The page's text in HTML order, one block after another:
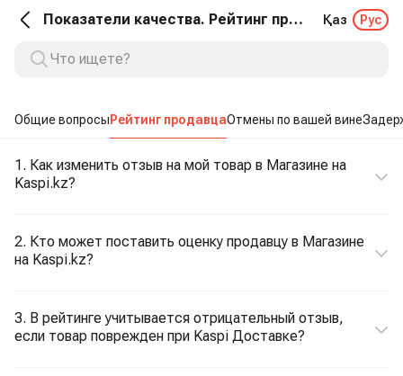
Показатели качества. Рейтинг продавца Қаз Рус
Общие вопросыРейтинг продавцаОтмены по вашей вине
1. Как изменить отзыв на мой товар в Магазине на
Kaspi.kz?
2. Кто может поставить оценку продавцу в Магазине
на Kaspi.kz?
3. В рейтинге учитывается отрицательный отзыв,
если товар поврежден при Kaspi Доставке?